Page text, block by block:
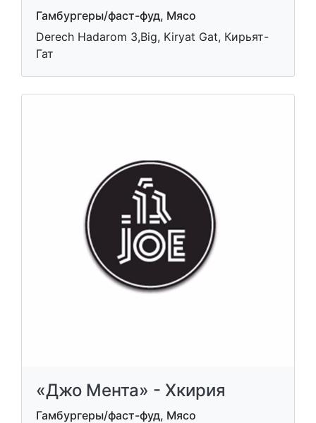
Гамбургеры/фаст-фуд, Мясо
Derech Hadarom 3,Big, Kiryat Gat, Кирьят-
Гат
«Джо Мента» - Хкирия
Гамбургеры/фаст-фуд, Мясо